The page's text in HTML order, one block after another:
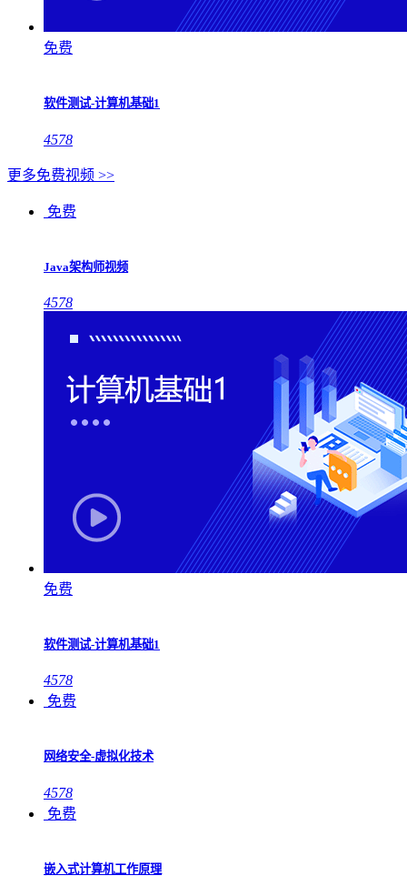
免费
软件测试-计算机基础1
4578
更多免费视频 >>
免费
Java架构师视频
4578
免费
软件测试-计算机基础1
4578
免费
网络安全-虚拟化技术
4578
免费
嵌入式计算机工作原理